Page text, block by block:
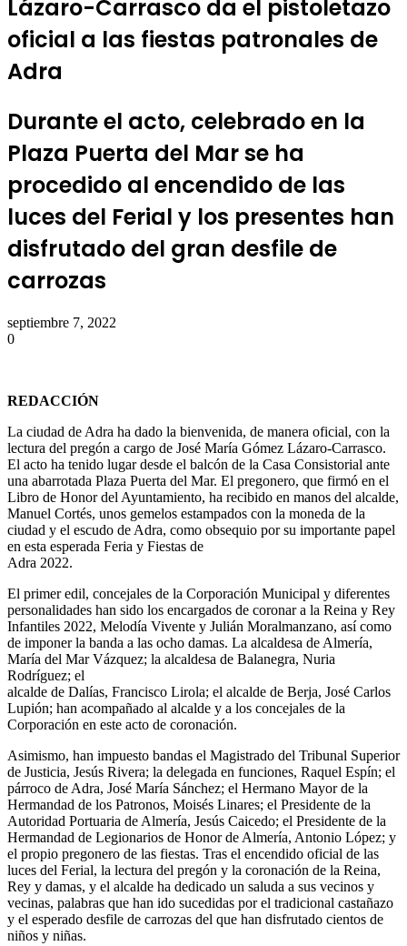
Lázaro-Carrasco da el pistoletazo
oficial a las fiestas patronales de
Adra
Durante el acto, celebrado en la
Plaza Puerta del Mar se ha
procedido al encendido de las
luces del Ferial y los presentes han
disfrutado del gran desfile de
carrozas
septiembre 7, 2022
0
REDACCIÓN
La ciudad de Adra ha dado la bienvenida, de manera oficial, con la
lectura del pregón a cargo de José María Gómez Lázaro-Carrasco.
El acto ha tenido lugar desde el balcón de la Casa Consistorial ante
una abarrotada Plaza Puerta del Mar. El pregonero, que firmó en el
Libro de Honor del Ayuntamiento, ha recibido en manos del alcalde,
Manuel Cortés, unos gemelos estampados con la moneda de la
ciudad y el escudo de Adra, como obsequio por su importante papel
en esta esperada Feria y Fiestas de
Adra 2022.
El primer edil, concejales de la Corporación Municipal y diferentes
personalidades han sido los encargados de coronar a la Reina y Rey
Infantiles 2022, Melodía Vivente y Julián Moralmanzano, así como
de imponer la banda a las ocho damas. La alcaldesa de Almería,
María del Mar Vázquez; la alcaldesa de Balanegra, Nuria
Rodríguez; el
alcalde de Dalías, Francisco Lirola; el alcalde de Berja, José Carlos
Lupión; han acompañado al alcalde y a los concejales de la
Corporación en este acto de coronación.
Asimismo, han impuesto bandas el Magistrado del Tribunal Superior
de Justicia, Jesús Rivera; la delegada en funciones, Raquel Espín; el
párroco de Adra, José María Sánchez; el Hermano Mayor de la
Hermandad de los Patronos, Moisés Linares; el Presidente de la
Autoridad Portuaria de Almería, Jesús Caicedo; el Presidente de la
Hermandad de Legionarios de Honor de Almería, Antonio López; y
el propio pregonero de las fiestas. Tras el encendido oficial de las
luces del Ferial, la lectura del pregón y la coronación de la Reina,
Rey y damas, y el alcalde ha dedicado un saluda a sus vecinos y
vecinas, palabras que han ido sucedidas por el tradicional castañazo
y el esperado desfile de carrozas del que han disfrutado cientos de
niños y niñas.